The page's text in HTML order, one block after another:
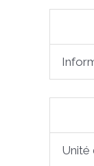
Unité